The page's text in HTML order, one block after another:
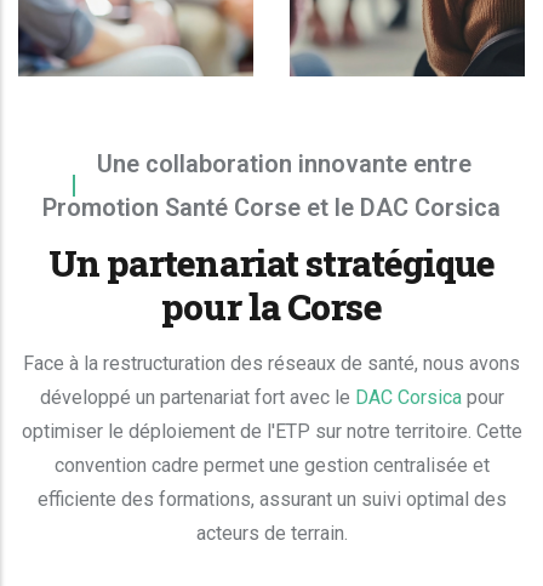
Une collaboration innovante entre
Promotion Santé Corse et le DAC Corsica
Un partenariat stratégique
pour la Corse
Face à la restructuration des réseaux de santé, nous avons
développé un partenariat fort avec le DAC Corsicapour
optimiser le déploiement de l'ETP sur notre territoire. Cette
convention cadre permet une gestion centralisée et
efficiente des formations, assurant un suivi optimal des
acteurs de terrain.